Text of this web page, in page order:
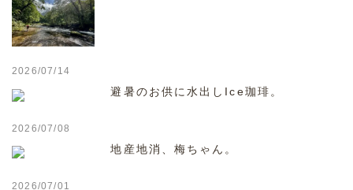
2026/07/14
避暑のお供に水出しIce珈琲。
2026/07/08
地産地消、梅ちゃん。
2026/07/01